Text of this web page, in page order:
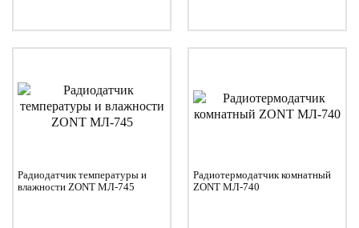
Радиодатчик температуры и
влажности ZONT МЛ-745
Радиотермодатчик комнатный
ZONT МЛ-740